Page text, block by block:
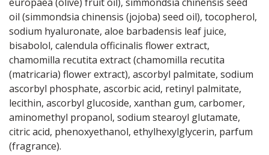
oil (simmondsia chinensis (jojoba) seed oil), tocopherol,
sodium hyaluronate, aloe barbadensis leaf juice,
bisabolol, calendula officinalis flower extract,
chamomilla recutita extract (chamomilla recutita
(matricaria) flower extract), ascorbyl palmitate, sodium
ascorbyl phosphate, ascorbic acid, retinyl palmitate,
lecithin, ascorbyl glucoside, xanthan gum, carbomer,
aminomethyl propanol, sodium stearoyl glutamate,
citric acid, phenoxyethanol, ethylhexylglycerin, parfum
(fragrance).